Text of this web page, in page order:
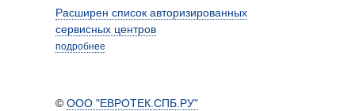
Расширен список авторизированных
сервисных центров
подробнее
© ООО "ЕВРОТЕК.СПБ.РУ"